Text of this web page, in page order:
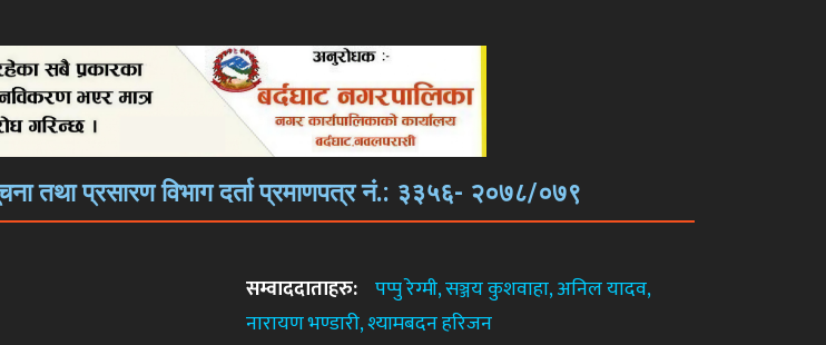
सूचना तथा प्रसारण विभाग दर्ता प्रमाणपत्र नं.: ३३५६- २०७८/०७९
सम्वाददाताहरु: पप्पु रेग्मी, सञ्जय कुशवाहा, अनिल यादव,
नारायण भण्डारी, श्यामबदनहरिजन